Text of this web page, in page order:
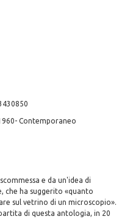
Contemporaneo
e da un'idea di
che ha suggerito «quanto
sul vetrino di un microscopio».
di questa antologia, in 20